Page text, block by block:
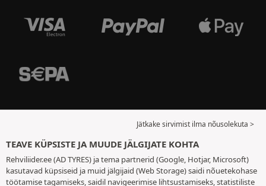
Jätkake sirvimist ilma nõusolekuta >
TEAVE KÜPSISTE JA MUUDE JÄLGIJATE KOHTA
Rehviliider.ee (AD TYRES) ja tema partnerid (Google, Hotjar, Microsoft)
kasutavad küpsiseid ja muid jälgijaid (Web Storage) saidi nõuetekohase
töötamise tagamiseks, saidil navigeerimise lihtsustamiseks, statistiliste